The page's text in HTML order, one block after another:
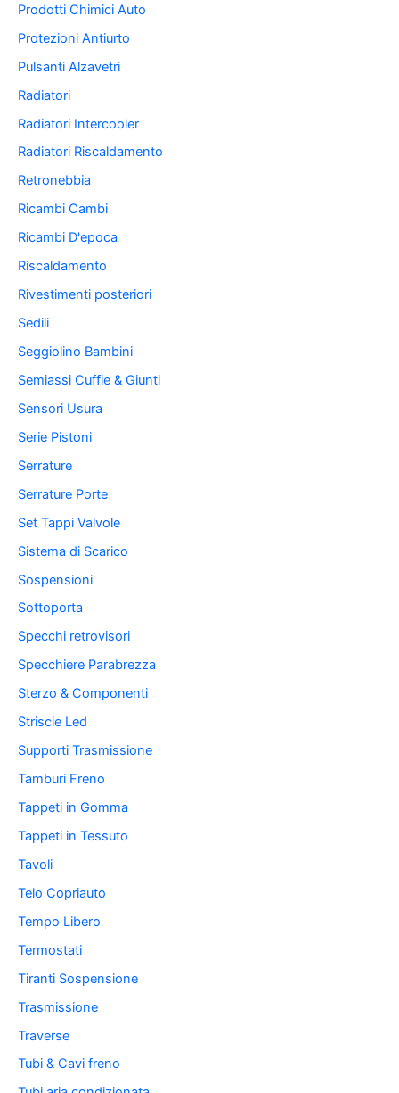
Prodotti Chimici Auto
Protezioni Antiurto
Pulsanti Alzavetri
Radiatori
Radiatori Intercooler
Radiatori Riscaldamento
Retronebbia
Ricambi Cambi
Ricambi D'epoca
Riscaldamento
Rivestimenti posteriori
Sedili
Seggiolino Bambini
Semiassi Cuffie & Giunti
Sensori Usura
Serie Pistoni
Serrature
Serrature Porte
Set Tappi Valvole
Sistema di Scarico
Sospensioni
Sottoporta
Specchi retrovisori
Specchiere Parabrezza
Sterzo & Componenti
Striscie Led
Supporti Trasmissione
Tamburi Freno
Tappeti in Gomma
Tappeti in Tessuto
Tavoli
Telo Copriauto
Tempo Libero
Termostati
Tiranti Sospensione
Trasmissione
Traverse
Tubi & Cavi freno